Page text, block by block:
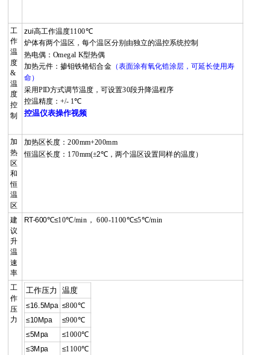
工
作
温
度
&
温
度
控
制
zui高工作温度1100℃
炉体有两个温区，每个温区分别由独立的温控系统控制
热电偶：Omegal K型热偶
加热元件：掺钼铁铬铝合金 （表面涂有氧化锆涂层，可延长使用寿
命）
采用PID方式调节温度，可设置30段升降温程序
控温精度：+/- 1℃
控温仪表操作视频
加
热
区
和
恒
温
区
加热区长度：200mm+200mm
恒温区长度： 170mm(±2℃，两个温区设置同样的温度）
建
议
升
温
速
率
RT-600℃≤10℃/min ，600-1100℃≤5℃/min
工
作
压
力
工作压力 温度
≤16.5Mpa ≤800℃
≤10Mpa ≤900℃
≤5Mpa ≤1000℃
≤3Mpa ≤1100℃